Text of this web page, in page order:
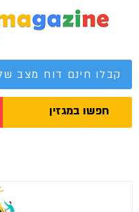
מגזין קידום
קבלו חינם דוח מצב